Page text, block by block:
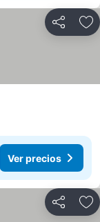
Compartir
Ver precios
Compartir